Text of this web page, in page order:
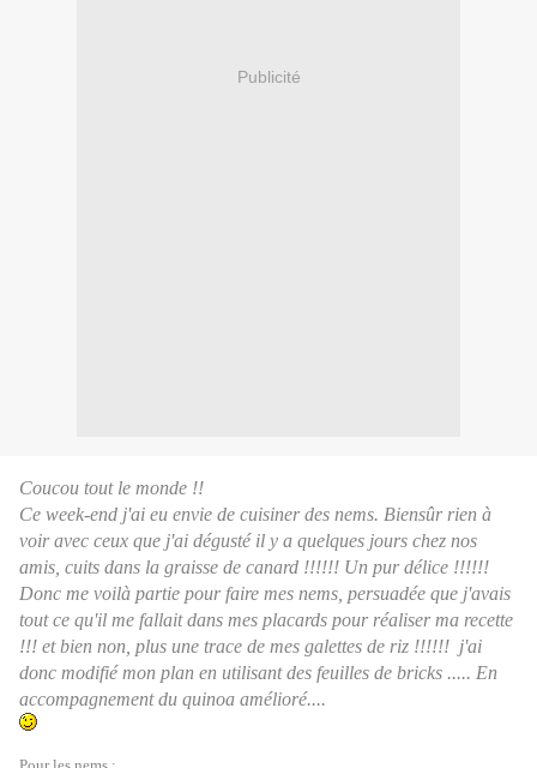
Publicité
Coucou tout le monde !!
Ce week-end j'ai eu envie de cuisiner des nems. Biensûr rien à
voir avec ceux que j'ai dégusté il y a quelques jours chez nos
amis, cuits dans la graisse de canard !!!!!! Un pur délice !!!!!!
Donc me voilà partie pour faire mes nems, persuadée que j'avais
tout ce qu'il me fallait dans mes placards pour réaliser ma recette
!!! et bien non, plus une trace de mes galettes de riz !!!!!! j'ai
donc modifié mon plan en utilisant des feuilles de bricks ..... En
accompagnement du quinoa amélioré....